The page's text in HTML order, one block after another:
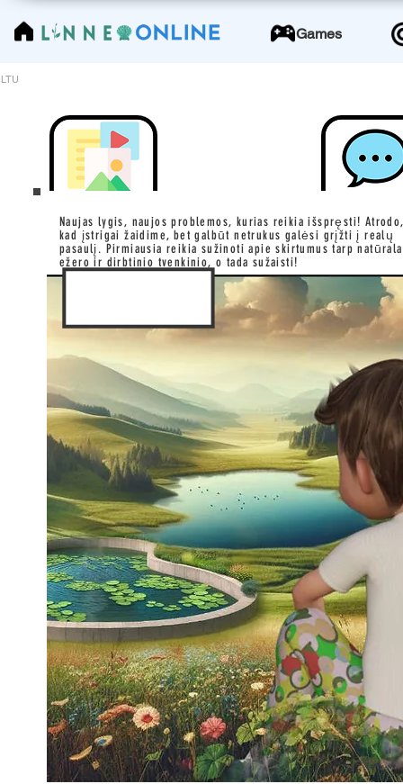
LinneoOnline Games
LTU
Naujas lygis, naujos problemos, kurias reikia išspręsti!
kad įstrigai žaidime, bet galbūt netrukus galėsi grįžti į realų
pasaulį. Pirmiausia reikia sužinoti apie skirtumus tarp
ežero ir dirbtinio tvenkinio, o tada sužaisti!